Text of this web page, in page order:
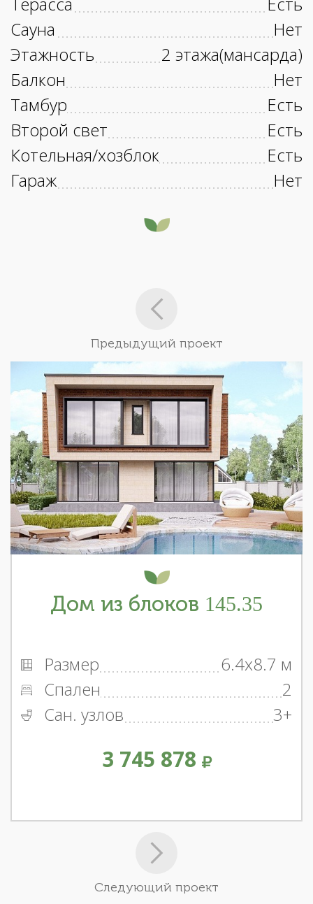
Сауна
Нет
Этажность
2 этажа(мансарда)
Балкон
Нет
Тамбур
Есть
Второй свет
Есть
Котельная/хозблок
Есть
Гараж
Нет
Предыдущий проект
Дом из блоков 145.35
Размер
6.4x8.7 м
Спален
2
Сан. узлов
3+
3 745 878
Следующий проект